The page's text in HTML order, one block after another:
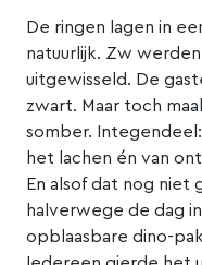
De ringen lagen in
natuurlijk. Zw
uitgewisseld. De
zwart. Maar toch
somber.
het lachen én van
En alsof dat nog niet
halverwege de dag
opblaasbare dino-